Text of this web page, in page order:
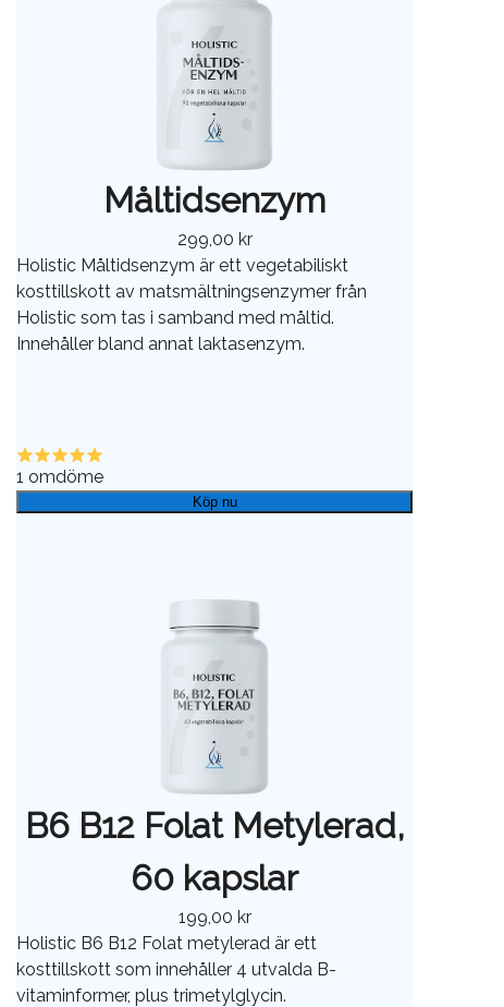
Måltidsenzym
299,00 kr
Holistic Måltidsenzym är ett vegetabiliskt
kosttillskott av matsmältningsenzymer från
Holistic som tas i samband med måltid.
Innehåller bland annat laktasenzym.
1 omdöme
Köp nu
B6 B12 Folat Metylerad,
60 kapslar
199,00 kr
Holistic B6 B12 Folat metylerad är ett
kosttillskott som innehåller 4 utvalda B-
vitaminformer, plus trimetylglycin.